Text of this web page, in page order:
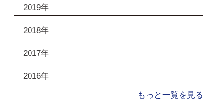
2019年
2018年
2017年
2016年
もっと一覧を見る